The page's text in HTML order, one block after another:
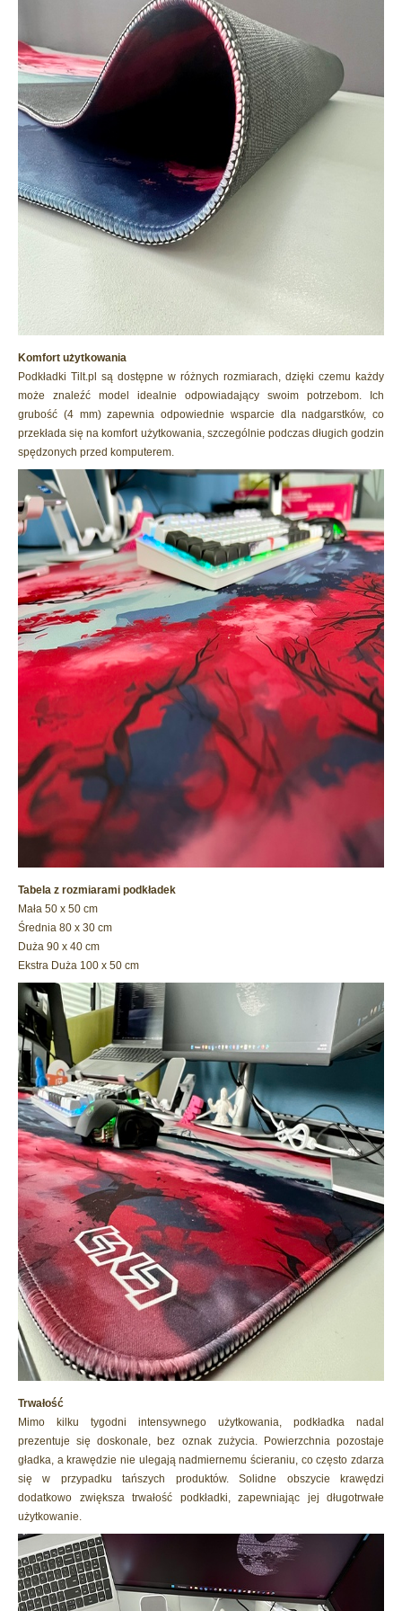
Komfort użytkowania
Podkładki Tilt.pl są dostępne w różnych rozmiarach, dzięki czemu każdy
może znaleźć model idealnie odpowiadający swoim potrzebom. Ich
grubość (4 mm) zapewnia odpowiednie wsparcie dla nadgarstków, co
przekłada się na komfort użytkowania, szczególnie podczas długich godzin
spędzonych przed komputerem.
Tabela z rozmiarami podkładek
Mała 50 x 50 cm
Średnia 80 x 30 cm
Duża 90 x 40 cm
Ekstra Duża 100 x 50 cm
Trwałość
Mimo kilku tygodni intensywnego użytkowania, podkładka nadal
prezentuje się doskonale, bez oznak zużycia. Powierzchnia pozostaje
gładka, a krawędzie nie ulegają nadmiernemu ścieraniu, co często zdarza
się w przypadku tańszych produktów. Solidne obszycie krawędzi
dodatkowo zwiększa trwałość podkładki, zapewniając jej długotrwałe
użytkowanie.